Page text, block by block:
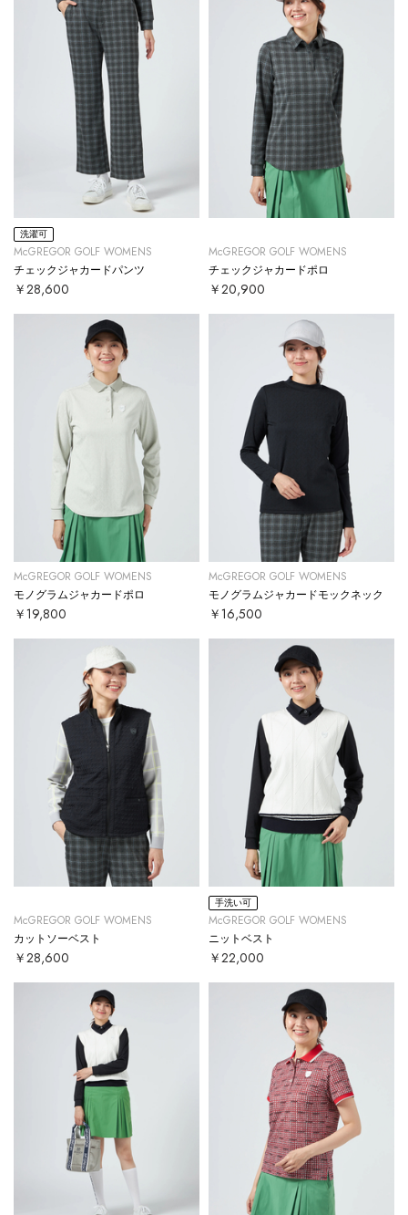
洗濯可
McGREGOR GOLF WOMENS
チェックジャカードパンツ
￥28,600
McGREGOR GOLF WOMENS
チェックジャカードポロ
￥20,900
McGREGOR GOLF WOMENS
モノグラムジャカードポロ
￥19,800
McGREGOR GOLF WOMENS
モノグラムジャカードモックネック
￥16,500
McGREGOR GOLF WOMENS
カットソーベスト
￥28,600
手洗い可
McGREGOR GOLF WOMENS
ニットベスト
￥22,000